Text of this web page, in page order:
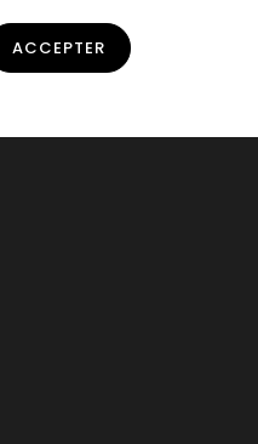
ACCEPTER